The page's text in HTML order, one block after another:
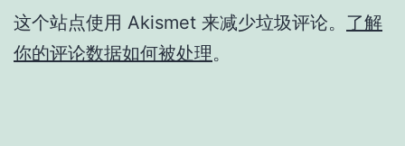
这个站点使用 Akismet 来减少垃圾评论。 了解
你的评论数据如何被处理。